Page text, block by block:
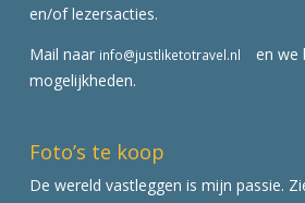
en/of lezersacties.
Mail naar info@justliketotravel.nl
en we
mogelijkheden.
Foto’s te koop
De wereld vastleggen is mijn passie.